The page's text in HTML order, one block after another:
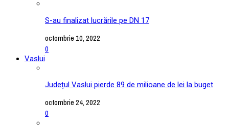
S-au finalizat lucrările pe DN 17
octombrie 10, 2022
0
Vaslui
Județul Vaslui pierde 89 de milioane de lei la buget
octombrie 24, 2022
0